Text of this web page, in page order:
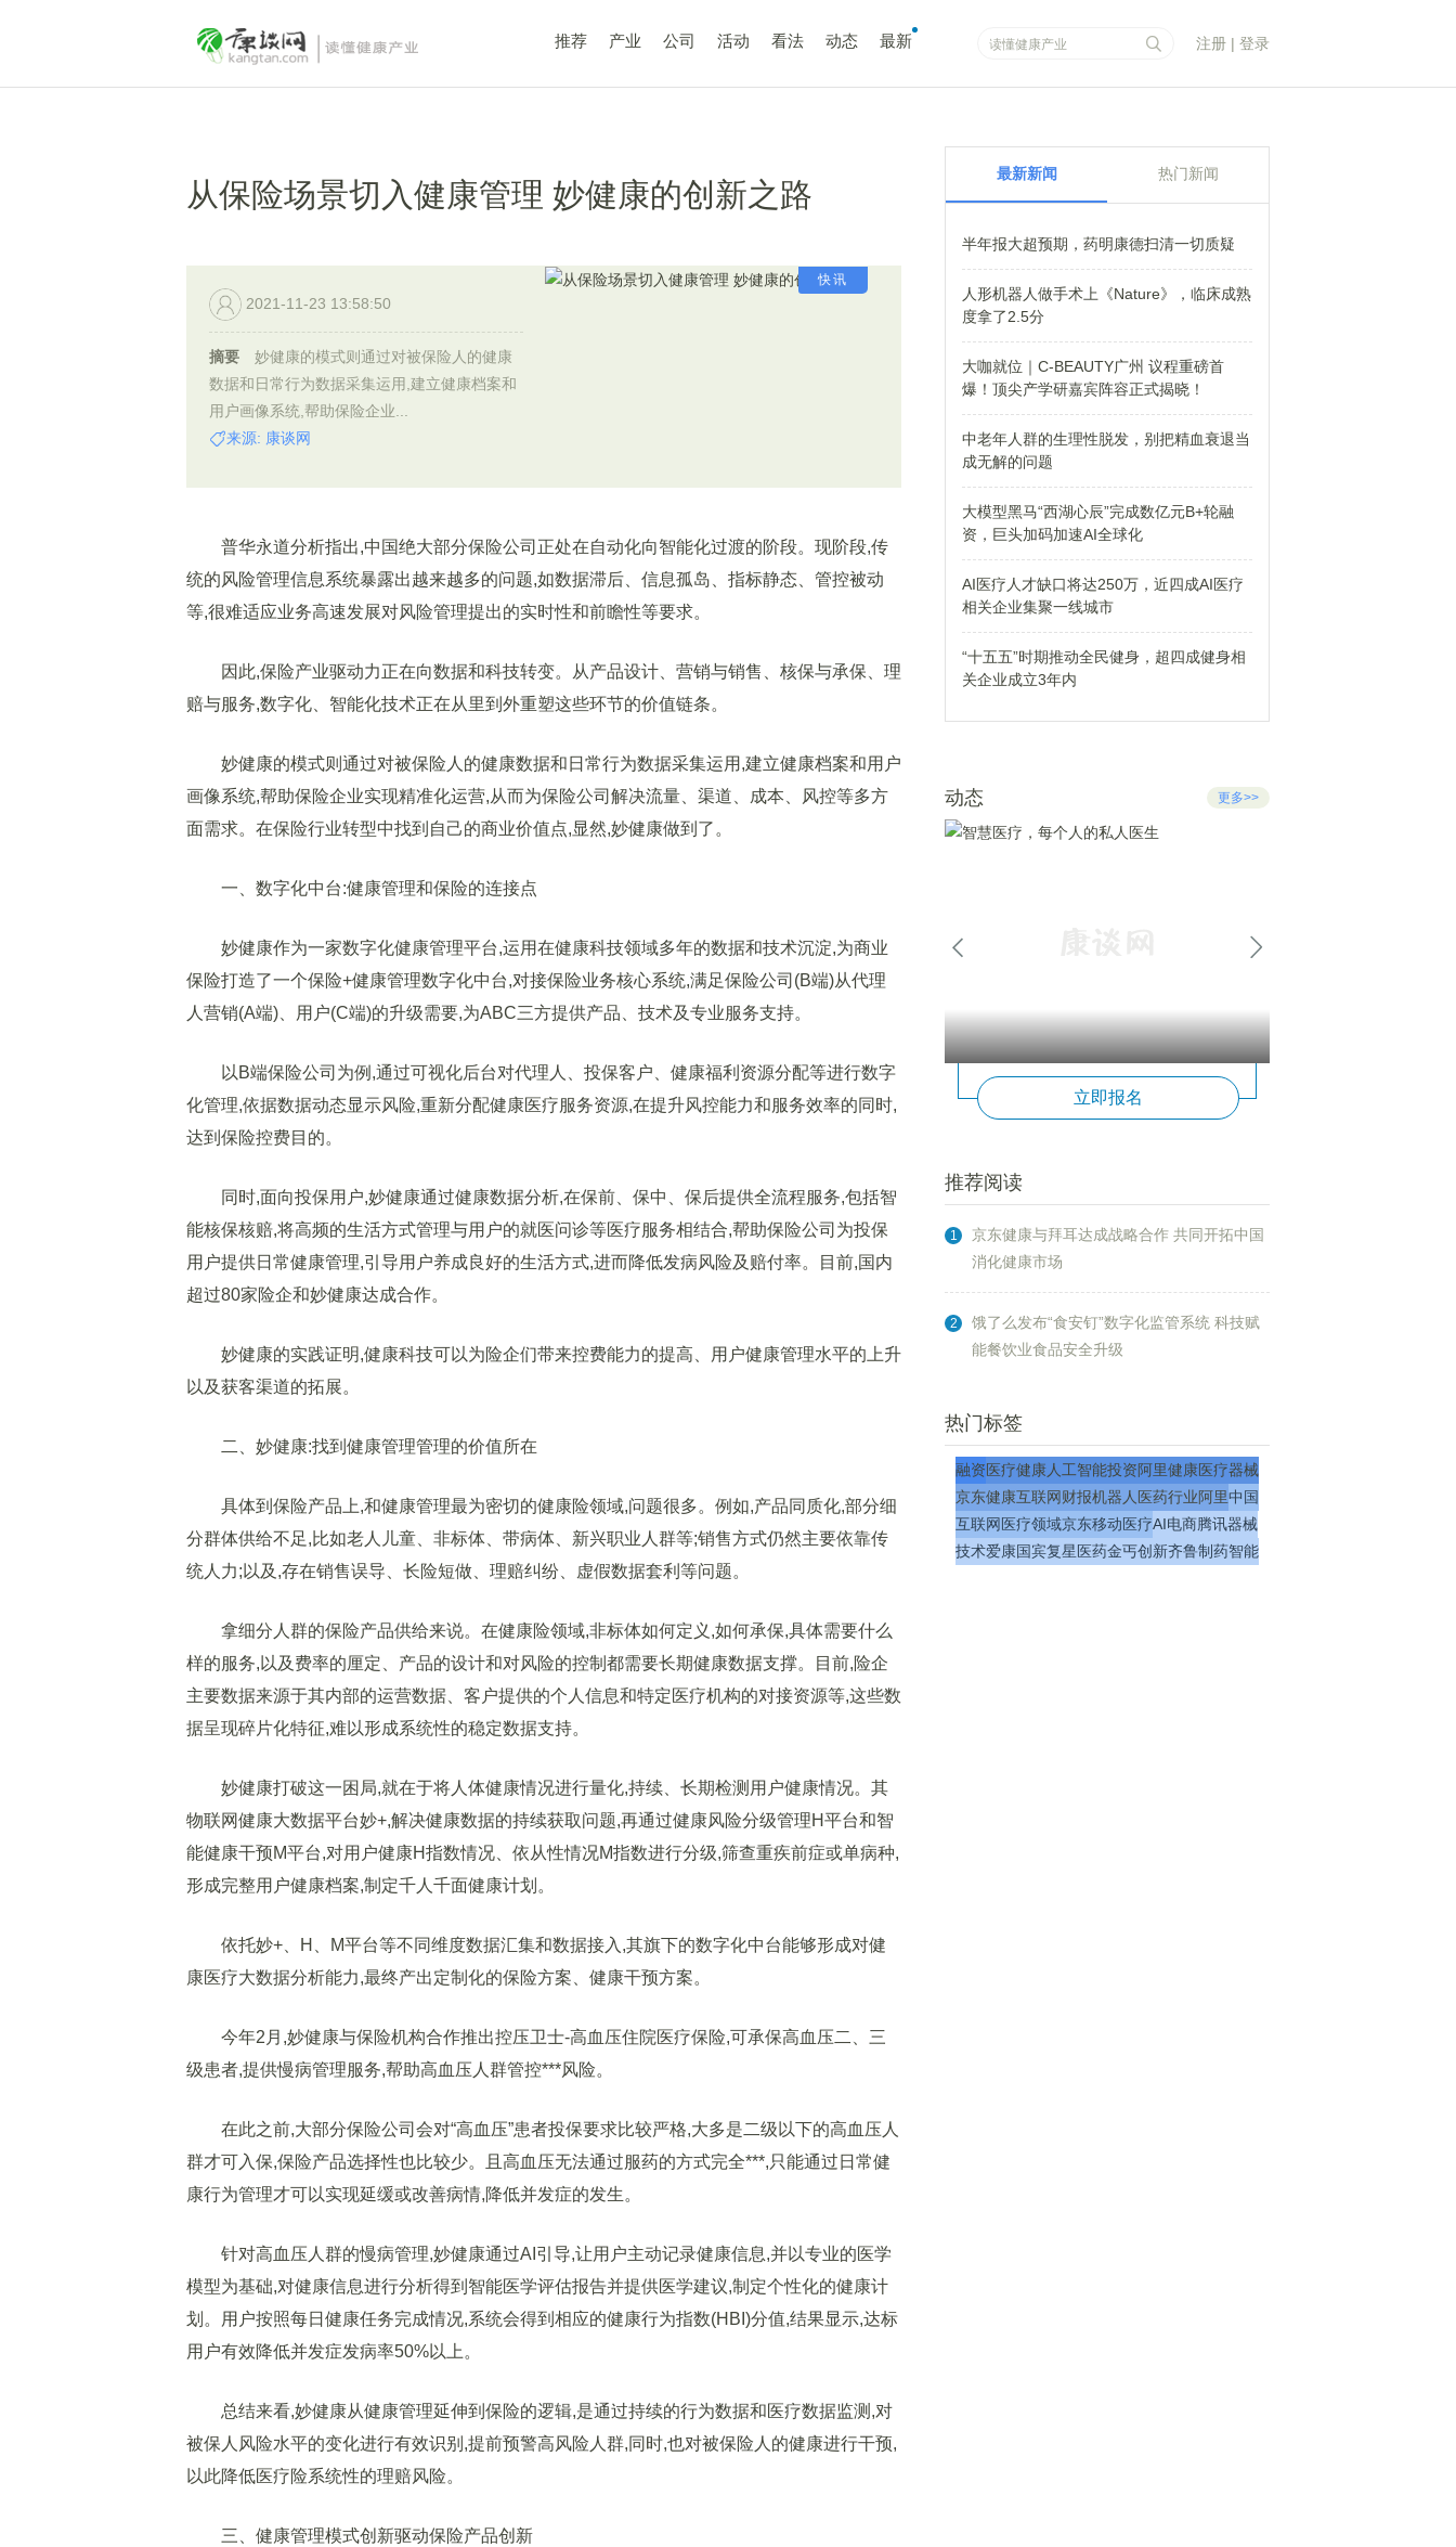
推荐 产业 公司 活动 看法 动态 最新 注册 | 登录
从保险场景切入健康管理 妙健康的创新之路
快讯
2021-11-23 13:58:50
摘要
妙健康的模式则通过对被保险人的健康
数据和日常行为数据采集运用,建立健康档案和
用户画像系统,帮助保险企业...
来源: 康谈网
普华永道分析指出,中国绝大部分保险公司正处在自动化向智能化过渡的阶段。现阶段,传
统的风险管理信息系统暴露出越来越多的问题,如数据滞后、信息孤岛、指标静态、管控被动
等,很难适应业务高速发展对风险管理提出的实时性和前瞻性等要求。
因此,保险产业驱动力正在向数据和科技转变。从产品设计、营销与销售、核保与承保、理
赔与服务,数字化、智能化技术正在从里到外重塑这些环节的价值链条。
妙健康的模式则通过对被保险人的健康数据和日常行为数据采集运用,建立健康档案和用户
画像系统,帮助保险企业实现精准化运营,从而为保险公司解决流量、渠道、成本、风控等多方
面需求。在保险行业转型中找到自己的商业价值点,显然,妙健康做到了。
一、数字化中台:健康管理和保险的连接点
妙健康作为一家数字化健康管理平台,运用在健康科技领域多年的数据和技术沉淀,为商业
保险打造了一个保险+健康管理数字化中台,对接保险业务核心系统,满足保险公司(B端)从代理
人营销(A端)、用户(C端)的升级需要,为ABC三方提供产品、技术及专业服务支持。
以B端保险公司为例,通过可视化后台对代理人、投保客户、健康福利资源分配等进行数字
化管理,依据数据动态显示风险,重新分配健康医疗服务资源,在提升风控能力和服务效率的同时,
达到保险控费目的。
同时,面向投保用户,妙健康通过健康数据分析,在保前、保中、保后提供全流程服务,包括智
能核保核赔,将高频的生活方式管理与用户的就医问诊等医疗服务相结合,帮助保险公司为投保
用户提供日常健康管理,引导用户养成良好的生活方式,进而降低发病风险及赔付率。目前,国内
超过80家险企和妙健康达成合作。
妙健康的实践证明,健康科技可以为险企们带来控费能力的提高、用户健康管理水平的上升
以及获客渠道的拓展。
二、妙健康:找到健康管理管理的价值所在
具体到保险产品上,和健康管理最为密切的健康险领域,问题很多。例如,产品同质化,部分细
分群体供给不足,比如老人儿童、非标体、带病体、新兴职业人群等;销售方式仍然主要依靠传
统人力;以及,存在销售误导、长险短做、理赔纠纷、虚假数据套利等问题。
拿细分人群的保险产品供给来说。在健康险领域,非标体如何定义,如何承保,具体需要什么
样的服务,以及费率的厘定、产品的设计和对风险的控制都需要长期健康数据支撑。目前,险企
主要数据来源于其内部的运营数据、客户提供的个人信息和特定医疗机构的对接资源等,这些数
据呈现碎片化特征,难以形成系统性的稳定数据支持。
妙健康打破这一困局,就在于将人体健康情况进行量化,持续、长期检测用户健康情况。其
物联网健康大数据平台妙+,解决健康数据的持续获取问题,再通过健康风险分级管理H平台和智
能健康干预M平台,对用户健康H指数情况、依从性情况M指数进行分级,筛查重疾前症或单病种,
形成完整用户健康档案,制定千人千面健康计划。
依托妙+、H、M平台等不同维度数据汇集和数据接入,其旗下的数字化中台能够形成对健
康医疗大数据分析能力,最终产出定制化的保险方案、健康干预方案。
今年2月,妙健康与保险机构合作推出控压卫士-高血压住院医疗保险,可承保高血压二、三
级患者,提供慢病管理服务,帮助高血压人群管控***风险。
在此之前,大部分保险公司会对“高血压”患者投保要求比较严格,大多是二级以下的高血压人
群才可入保,保险产品选择性也比较少。且高血压无法通过服药的方式完全***,只能通过日常健
康行为管理才可以实现延缓或改善病情,降低并发症的发生。
针对高血压人群的慢病管理,妙健康通过AI引导,让用户主动记录健康信息,并以专业的医学
模型为基础,对健康信息进行分析得到智能医学评估报告并提供医学建议,制定个性化的健康计
划。用户按照每日健康任务完成情况,系统会得到相应的健康行为指数(HBI)分值,结果显示,达标
用户有效降低并发症发病率50%以上。
总结来看,妙健康从健康管理延伸到保险的逻辑,是通过持续的行为数据和医疗数据监测,对
被保人风险水平的变化进行有效识别,提前预警高风险人群,同时,也对被保险人的健康进行干预,
以此降低医疗险系统性的理赔风险。
三、健康管理模式创新驱动保险产品创新
最新新闻 热门新闻
半年报大超预期，药明康德扫清一切质疑
人形机器人做手术上《Nature》，临床成熟
度拿了2.5分
大咖就位｜C-BEAUTY广州 议程重磅首
爆！顶尖产学研嘉宾阵容正式揭晓！
中老年人群的生理性脱发，别把精血衰退当
成无解的问题
大模型黑马“西湖心辰”完成数亿元B+轮融
资，巨头加码加速AI全球化
AI医疗人才缺口将达250万，近四成AI医疗
相关企业集聚一线城市
“十五五”时期推动全民健身，超四成健身相
关企业成立3年内
动态 更多>>
立即报名
推荐阅读
1
京东健康与拜耳达成战略合作 共同开拓中国
消化健康市场
2
饿了么发布“食安钉”数字化监管系统 科技赋
能餐饮业食品安全升级
热门标签
融资医疗健康人工智能投资阿里健康医疗器械
京东健康互联网财报机器人 医药行业阿里中国
互联网医疗领域京东移动医疗AI电商腾讯器械
技术爱康国宾复星医药金丐创新齐鲁制药智能